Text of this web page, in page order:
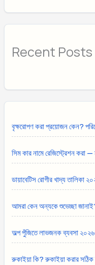
Recent Posts
বৃক্ষরোপণ করা প্রয়োজন কেন?
সিম কার নামে রেজিস্ট্রেশন করা
ডায়াবেটিস রোগীর খাদ্য তালিকা
আমরা কেন অন্যকে শুভেচ্ছা
অল্প পুঁজিতে লাভজনক ব্যবসা ২০২৬
রুকাইয়া কি? রুকাইয়া করার